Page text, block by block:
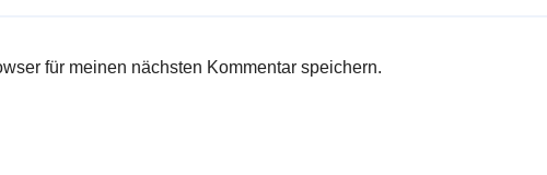
für meinen nächsten Kommentar speichern.